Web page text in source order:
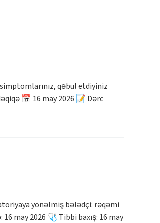
qəbul etdiyiniz
📅 16 may 2026 📝 Dərc
yönəlmiş bələdçi: rəqəmi
may 2026 🩺 Tibbi baxış: 16 may